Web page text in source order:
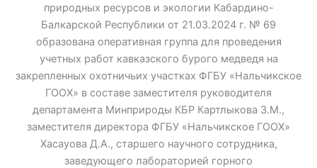
природных ресурсов и экологии Кабардино-
Балкарской Республики от 21.03.2024 г. № 69
образована оперативная группа для проведения
учетных работ кавказского бурого медведя на
закрепленных охотничьих участках ФГБУ «Нальчикское
ГООХ» в составе заместителя руководителя
департамента Минприроды КБР Картлыкова З.М.,
заместителя директора ФГБУ «Нальчикское ГООХ»
Хасауова Д.А., старшего научного сотрудника,
заведующего лабораторией горного